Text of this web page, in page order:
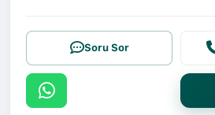
Soru Sor